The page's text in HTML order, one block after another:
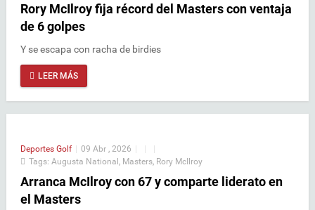
Rory McIlroy fija récord del Masters con ventaja
de 6 golpes
Y se escapa con racha de birdies
LEER MÁS
Deportes Golf | 09 Abr , 2026 | |
|
Tags: Augusta National Masters Rory McIlroy
Arranca McIlroy con 67 y comparte liderato en
el Masters